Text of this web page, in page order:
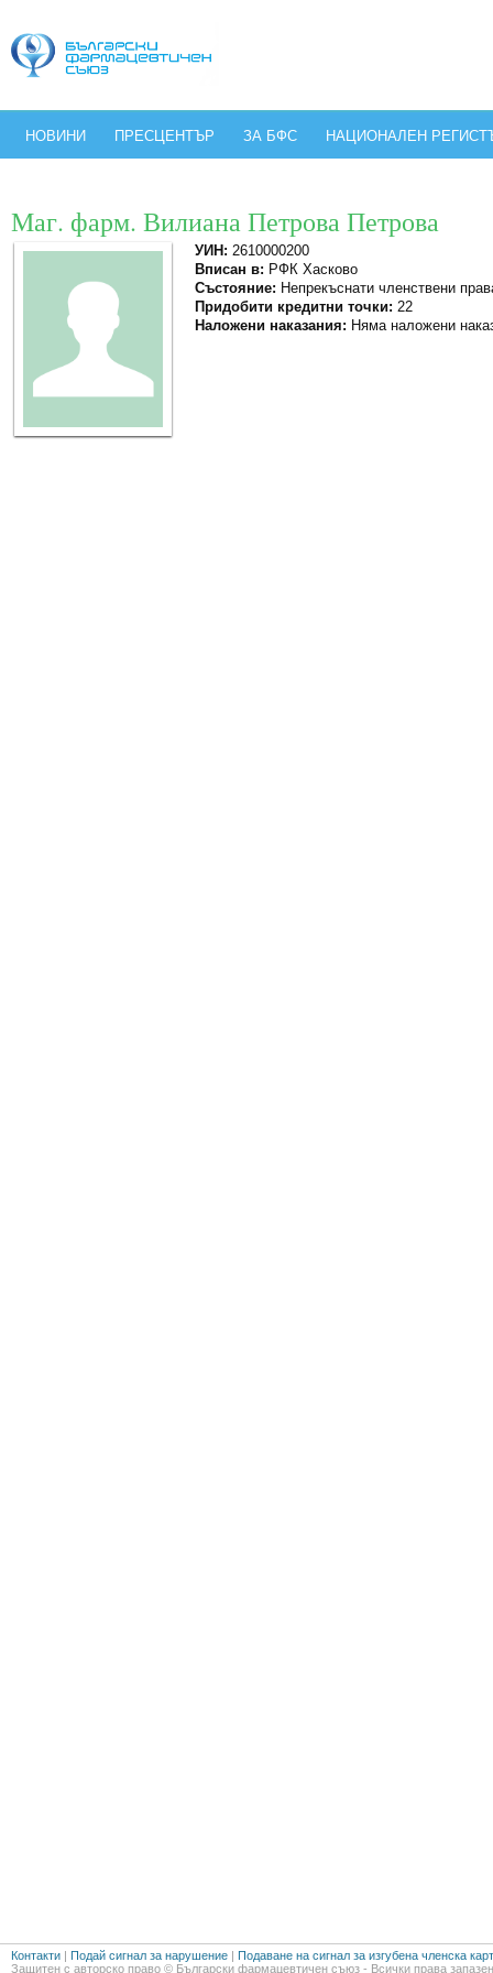
НОВИНИ ПРЕСЦЕНТЪР ЗА БФС НАЦИОНАЛЕН
Маг. фарм. Вилиана Петрова Петрова
УИН: 2610000200
Вписан в: РФК Хасково
Състояние: Непрекъснати членствени
Придобити кредитни точки: 22
Наложени наказания: Няма наложени
Контакти | Подай сигнал за нарушение | Подаване на сигнал за изгубена членска
Защитен с авторско право © Български фармацевтичен съюз - Всички права